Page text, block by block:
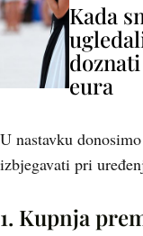
Kada
eura
U nastavku
izbjegavati pri
1. Kupnja